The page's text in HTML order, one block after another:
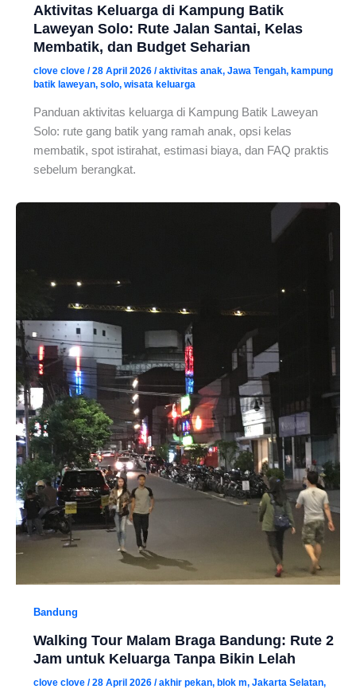
Aktivitas Keluarga di Kampung Batik
Laweyan Solo: Rute Jalan Santai, Kelas
Membatik, dan Budget Seharian
clove clove /28 April 2026 /aktivitas anak, Jawa Tengah, kampung
batik laweyan, solo, wisata keluarga
Panduan aktivitas keluarga di Kampung Batik Laweyan
Solo: rute gang batik yang ramah anak, opsi kelas
membatik, spot istirahat, estimasi biaya, dan FAQ praktis
sebelum berangkat.
Bandung
Walking Tour Malam Braga Bandung: Rute 2
Jam untuk Keluarga Tanpa Bikin Lelah
clove clove /28 April 2026 /akhir pekan, blok m, Jakarta Selatan,